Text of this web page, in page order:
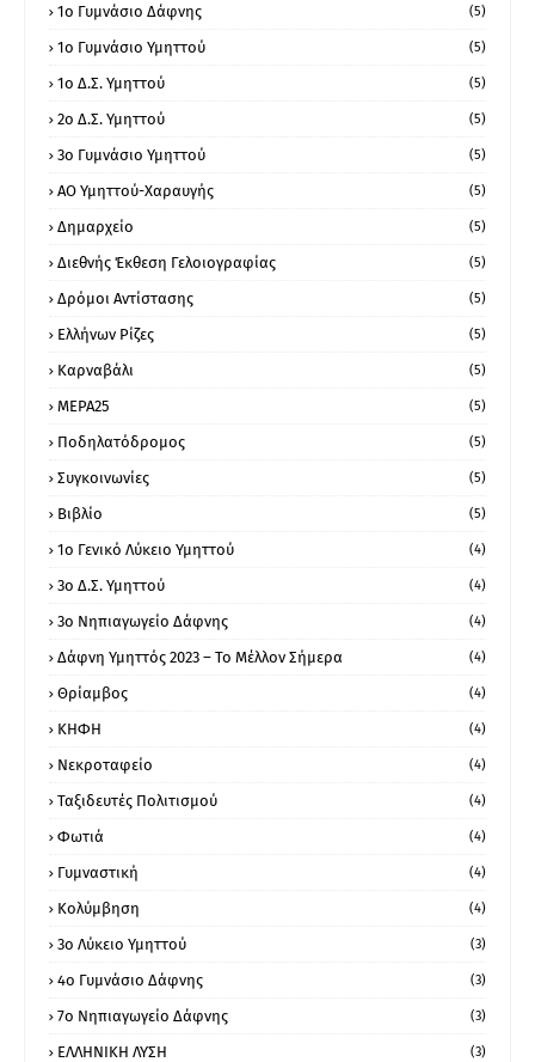
1ο Γυμνάσιο Δάφνης (5)
1ο Γυμνάσιο Υμηττού (5)
1ο Δ.Σ. Υμηττού (5)
2ο Δ.Σ. Υμηττού (5)
3ο Γυμνάσιο Υμηττού (5)
ΑΟ Υμηττού-Χαραυγής (5)
Δημαρχείο (5)
Διεθνής Έκθεση Γελοιογραφίας (5)
Δρόμοι Αντίστασης (5)
Ελλήνων Ρίζες (5)
Καρναβάλι (5)
ΜΕΡΑ25 (5)
Ποδηλατόδρομος (5)
Συγκοινωνίες (5)
Βιβλίο (5)
1ο Γενικό Λύκειο Υμηττού (4)
3ο Δ.Σ. Υμηττού (4)
3ο Νηπιαγωγείο Δάφνης (4)
Δάφνη Υμηττός 2023 – Το Μέλλον Σήμερα (4)
Θρίαμβος (4)
ΚΗΦΗ (4)
Νεκροταφείο (4)
Ταξιδευτές Πολιτισμού (4)
Φωτιά (4)
Γυμναστική (4)
Κολύμβηση (4)
3ο Λύκειο Υμηττού (3)
4ο Γυμνάσιο Δάφνης (3)
7ο Νηπιαγωγείο Δάφνης (3)
ΕΛΛΗΝΙΚΗ ΛΥΣΗ (3)